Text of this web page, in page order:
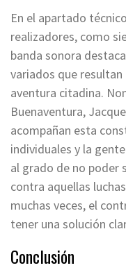
En el apartado
realizadores, como
banda sonora
variados que
aventura citadina.
Buenaventura,
acompañan esta
individuales y la
al grado de no poder
contra aquellas
muchas veces, el
tener una solución
Conclusión